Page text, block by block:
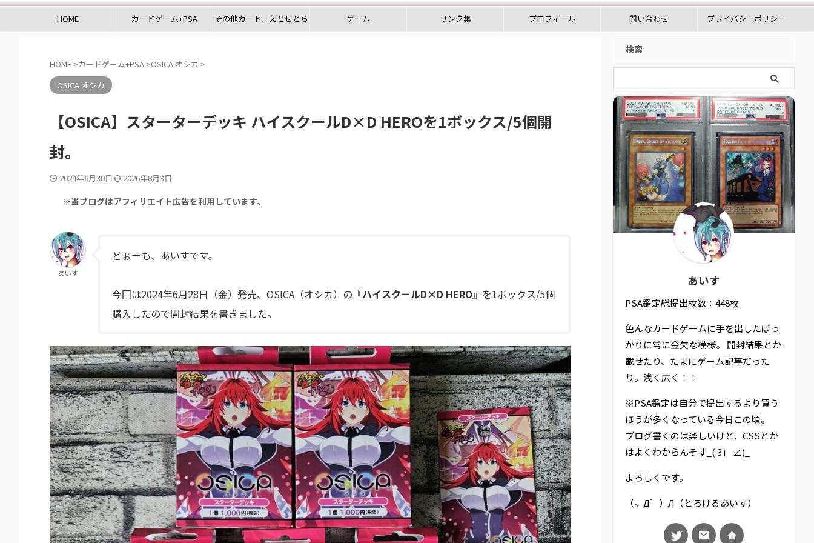
HOME カードゲーム+PSA その他カード、えとせとら ゲーム リンク集 プロフィール 問い合わせ プライバシーポリシー
HOME >カードゲーム+PSA >OSICA オシカ >
OSICA オシカ
【OSICA】スターターデッキ ハイスクールD×D HEROを1ボックス/5個開
封。
2024年6月30日 2026年8月3日
※当ブログはアフィリエイト広告を利用しています。
あいす
どぉーも、あいすです。
今回は2024年6月28日（金）発売、OSICA（オシカ）の『ハイスクールD×D HERO』を1ボックス/5個
購入したので開封結果を書きました。
検索
あいす
PSA鑑定総提出枚数：448枚
色んなカードゲームに手を出したばっ
かりに常に金欠な模様。 開封結果とか
載せたり、たまにゲーム記事だった
り。浅く広く！！
※PSA鑑定は自分で提出するより買う
ほうが多くなっている今日この頃。
ブログ書くのは楽しいけど、CSSとか
はよくわからんそす_(:3」 ∠)_
よろしくです。
（。Д゜）Л（とろけるあいす）